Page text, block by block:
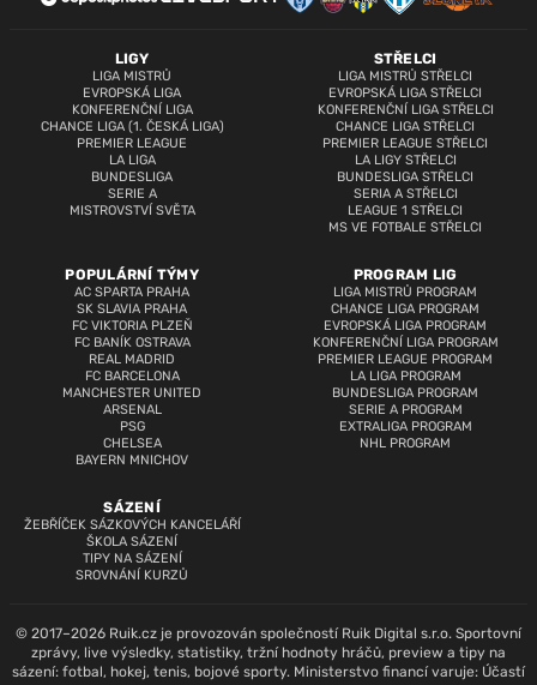
LIGY
LIGA MISTRŮ
EVROPSKÁ LIGA
KONFERENČNÍ LIGA
CHANCE LIGA (1. ČESKÁ LIGA)
PREMIER LEAGUE
LA LIGA
BUNDESLIGA
SERIE A
MISTROVSTVÍ SVĚTA
STŘELCI
LIGA MISTRŮ STŘELCI
EVROPSKÁ LIGA STŘELCI
KONFERENČNÍ LIGA STŘELCI
CHANCE LIGA STŘELCI
PREMIER LEAGUE STŘELCI
LA LIGY STŘELCI
BUNDESLIGA STŘELCI
SERIA A STŘELCI
LEAGUE 1 STŘELCI
MS VE FOTBALE STŘELCI
POPULÁRNÍ TÝMY
AC SPARTA PRAHA
SK SLAVIA PRAHA
FC VIKTORIA PLZEŇ
FC BANÍK OSTRAVA
REAL MADRID
FC BARCELONA
MANCHESTER UNITED
ARSENAL
PSG
CHELSEA
BAYERN MNICHOV
PROGRAM LIG
LIGA MISTRŮ PROGRAM
CHANCE LIGA PROGRAM
EVROPSKÁ LIGA PROGRAM
KONFERENČNÍ LIGA PROGRAM
PREMIER LEAGUE PROGRAM
LA LIGA PROGRAM
BUNDESLIGA PROGRAM
SERIE A PROGRAM
EXTRALIGA PROGRAM
NHL PROGRAM
SÁZENÍ
ŽEBŘÍČEK SÁZKOVÝCH KANCELÁŘÍ
ŠKOLA SÁZENÍ
TIPY NA SÁZENÍ
SROVNÁNÍ KURZŮ
© 2017–2026 Ruik.cz je provozován společností Ruik Digital s.r.o. Sportovní
zprávy, live výsledky, statistiky, tržní hodnoty hráčů, preview a tipy na
sázení: fotbal, hokej, tenis, bojové sporty. Ministerstvo financí varuje: Účastí